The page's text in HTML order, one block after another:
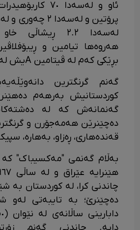
لەسەدا ٢.٢
هەروەها تیامین و
بڕێکی کەم لە ڤیتامین Aیش لە خۆ دەگرێت.
گەنم گرنگترین
کوردستانیش بەرهەم
گەنمانەش کە لە
دەچێنرێن هەمەجۆرن و
قەندەهاری، ڕەزاو، بەهارە،
چاندنی کرا، لە کوردستان بە
دەچێنرێ؛ بە تایبەتی لەو